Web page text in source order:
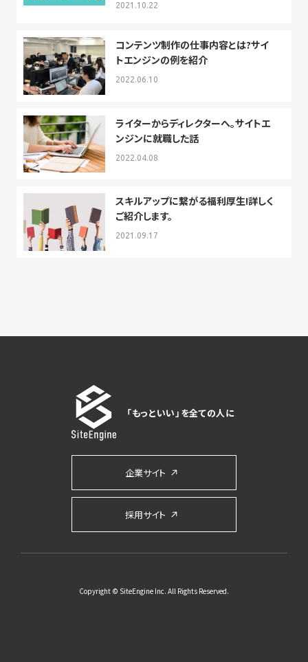
2021.10.22
コンテンツ制作の仕事内容とは?サイ
トエンジンの例を紹介
2022.06.10
ライターからディレクターへ。サイトエ
ンジンに就職した話
2022.04.08
スキルアップに繋がる福利厚生!詳しく
ご紹介します。
2021.09.17
「もっといい」を全ての人に
企業サイト
採用サイト
Copyright © SiteEngine Inc. All Rights Reserved.